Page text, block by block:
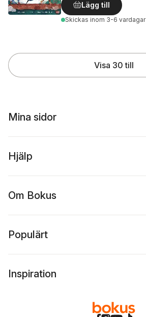
Lägg till
Skickas inom 3-6 vardagar
Visa 30 till
Mina sidor
Hjälp
Om Bokus
Populärt
Inspiration